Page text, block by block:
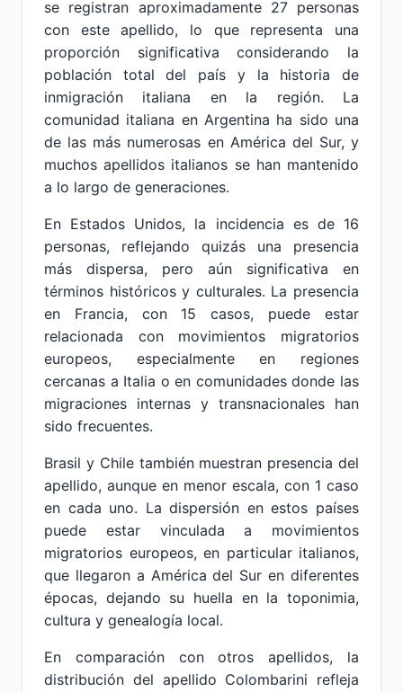
se registran aproximadamente 27 personas
con este apellido, lo que representa una
proporción significativa considerando la
población total del país y la historia de
inmigración italiana en la región. La
comunidad italiana en Argentina ha sido una
de las más numerosas en América del Sur, y
muchos apellidos italianos se han mantenido
a lo largo de generaciones.
En Estados Unidos, la incidencia es de 16
personas, reflejando quizás una presencia
más dispersa, pero aún significativa en
términos históricos y culturales. La presencia
en Francia, con 15 casos, puede estar
relacionada con movimientos migratorios
europeos, especialmente en regiones
cercanas a Italia o en comunidades donde las
migraciones internas y transnacionales han
sido frecuentes.
Brasil y Chile también muestran presencia del
apellido, aunque en menor escala, con 1 caso
en cada uno. La dispersión en estos países
puede estar vinculada a movimientos
migratorios europeos, en particular italianos,
que llegaron a América del Sur en diferentes
épocas, dejando su huella en la toponimia,
cultura y genealogía local.
En comparación con otros apellidos, la
distribución del apellido Colombarini refleja